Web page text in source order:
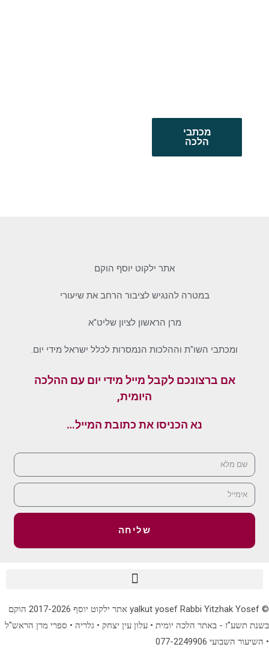
מכתבי
הלכה
אתר ילקוט יוסף הוקם
במטרה להנגיש לציבור הרחב את שיעורי
מרן הראשון לציון שליט"א
ומכתבי השו"ת וההלכות הנמסרות לכלל ישראל מידי יום.
אם ברצונכם לקבל מייל מידי יום עם ההלכה
היומית,
נא הכניסו את כתובת המייל…
שליחה
© yalkut yosef Rabbi Yitzhak Yosef אתר ילקוט יוסף 2017-2026 הוקם
בשנת תשע"ז - באתר הלכה יומית • עלון עין יצחק • גלריה • ספרי מרן הראש"ל
• השיעור השבועי 077-2249906